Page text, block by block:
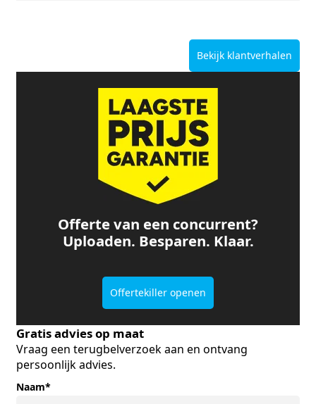
Bekijk klantverhalen
Offerte van een concurrent?
Uploaden. Besparen. Klaar.
Offertekiller openen
Gratis advies op maat
Vraag een terugbelverzoek aan en ontvang
persoonlijk advies.
Naam*